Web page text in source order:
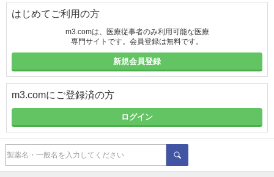
はじめてご利用の方
m3.comは、医療従事者のみ利用可能な医療
専門サイトです。会員登録は無料です。
新規会員登録
m3.comにご登録済の方
ログイン